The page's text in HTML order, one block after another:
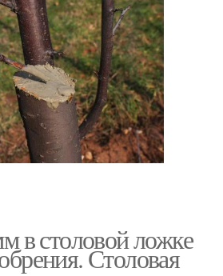
в столовой ложке
Столовая